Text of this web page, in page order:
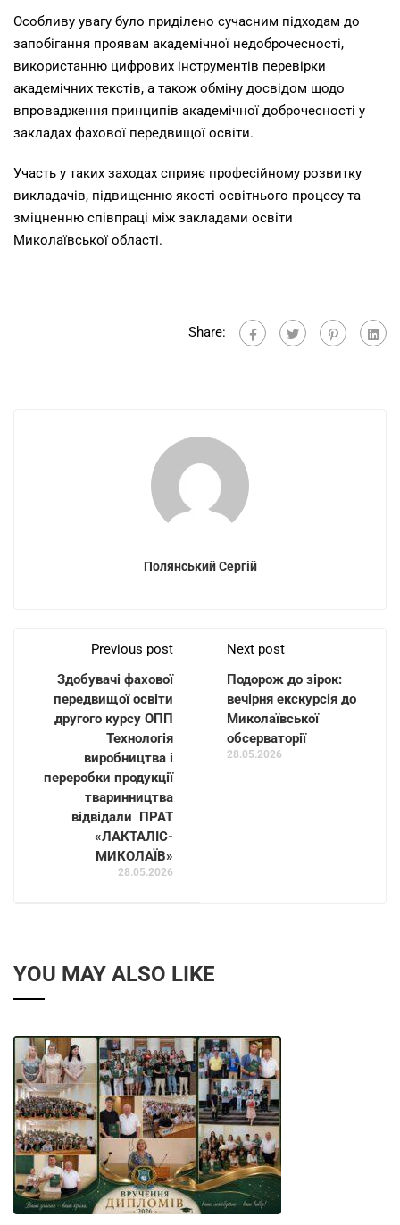
Особливу увагу було приділено сучасним підходам до
запобігання проявам академічної недоброчесності,
використанню цифрових інструментів перевірки
академічних текстів, а також обміну досвідом щодо
впровадження принципів академічної доброчесності у
закладах фахової передвищої освіти.
Участь у таких заходах сприяє професійному розвитку
викладачів, підвищенню якості освітнього процесу та
зміцненню співпраці між закладами освіти
Миколаївської області.
Share:
Полянський Сергій
Previous post
Здобувачі фахової
передвищої освіти
другого курсу ОПП
Технологія
виробництва і
переробки продукції
тваринництва
відвідали ПРАТ
«ЛАКТАЛІС-
МИКОЛАЇВ»
28.05.2026
Next post
Подорож до зірок:
вечірня екскурсія до
Миколаївської
обсерваторії
28.05.2026
YOU MAY ALSO LIKE